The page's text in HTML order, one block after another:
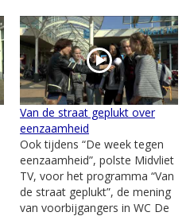
Van de straat geplukt over
eenzaamheid
Ook tijdens “De week tegen
eenzaamheid”, polste Midvliet
TV, voor het programma “Van
de straat geplukt”, de mening
van voorbijgangers in WC De